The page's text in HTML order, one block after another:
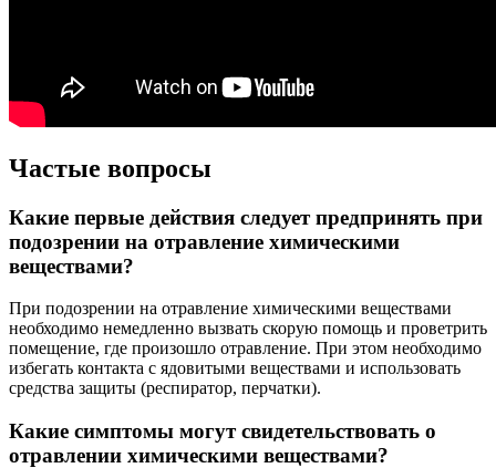
Частые вопросы
Какие первые действия следует предпринять при
подозрении на отравление химическими
веществами?
При подозрении на отравление химическими веществами
необходимо немедленно вызвать скорую помощь и проветрить
помещение, где произошло отравление. При этом необходимо
избегать контакта с ядовитыми веществами и использовать
средства защиты (респиратор, перчатки).
Какие симптомы могут свидетельствовать о
отравлении химическими веществами?